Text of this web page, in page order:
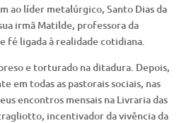
ao líder metalúrgico, Santo Dias da
irmã Matilde, professora da
fé ligada à realidade cotidiana.
e torturado na ditadura. Depois,
em todas as pastorais sociais, nas
encontros mensais na Livraria das
incentivador da vivência da